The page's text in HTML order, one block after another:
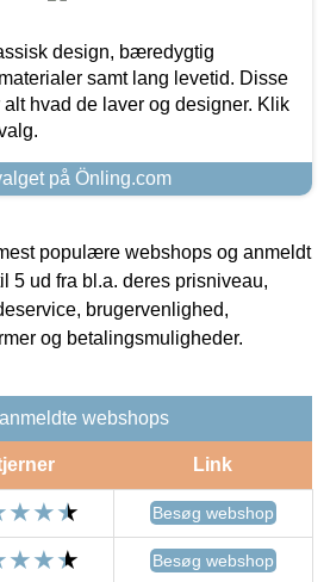
design, bæredygtig
samt lang levetid. Disse
hvad de laver og designer. Klik
på Önling.com
populære webshops og anmeldt
5 ud fra bl.a. deres prisniveau,
brugervenlighed,
og betalingsmuligheder.
webshops
Link
Besøg webshop
Besøg webshop